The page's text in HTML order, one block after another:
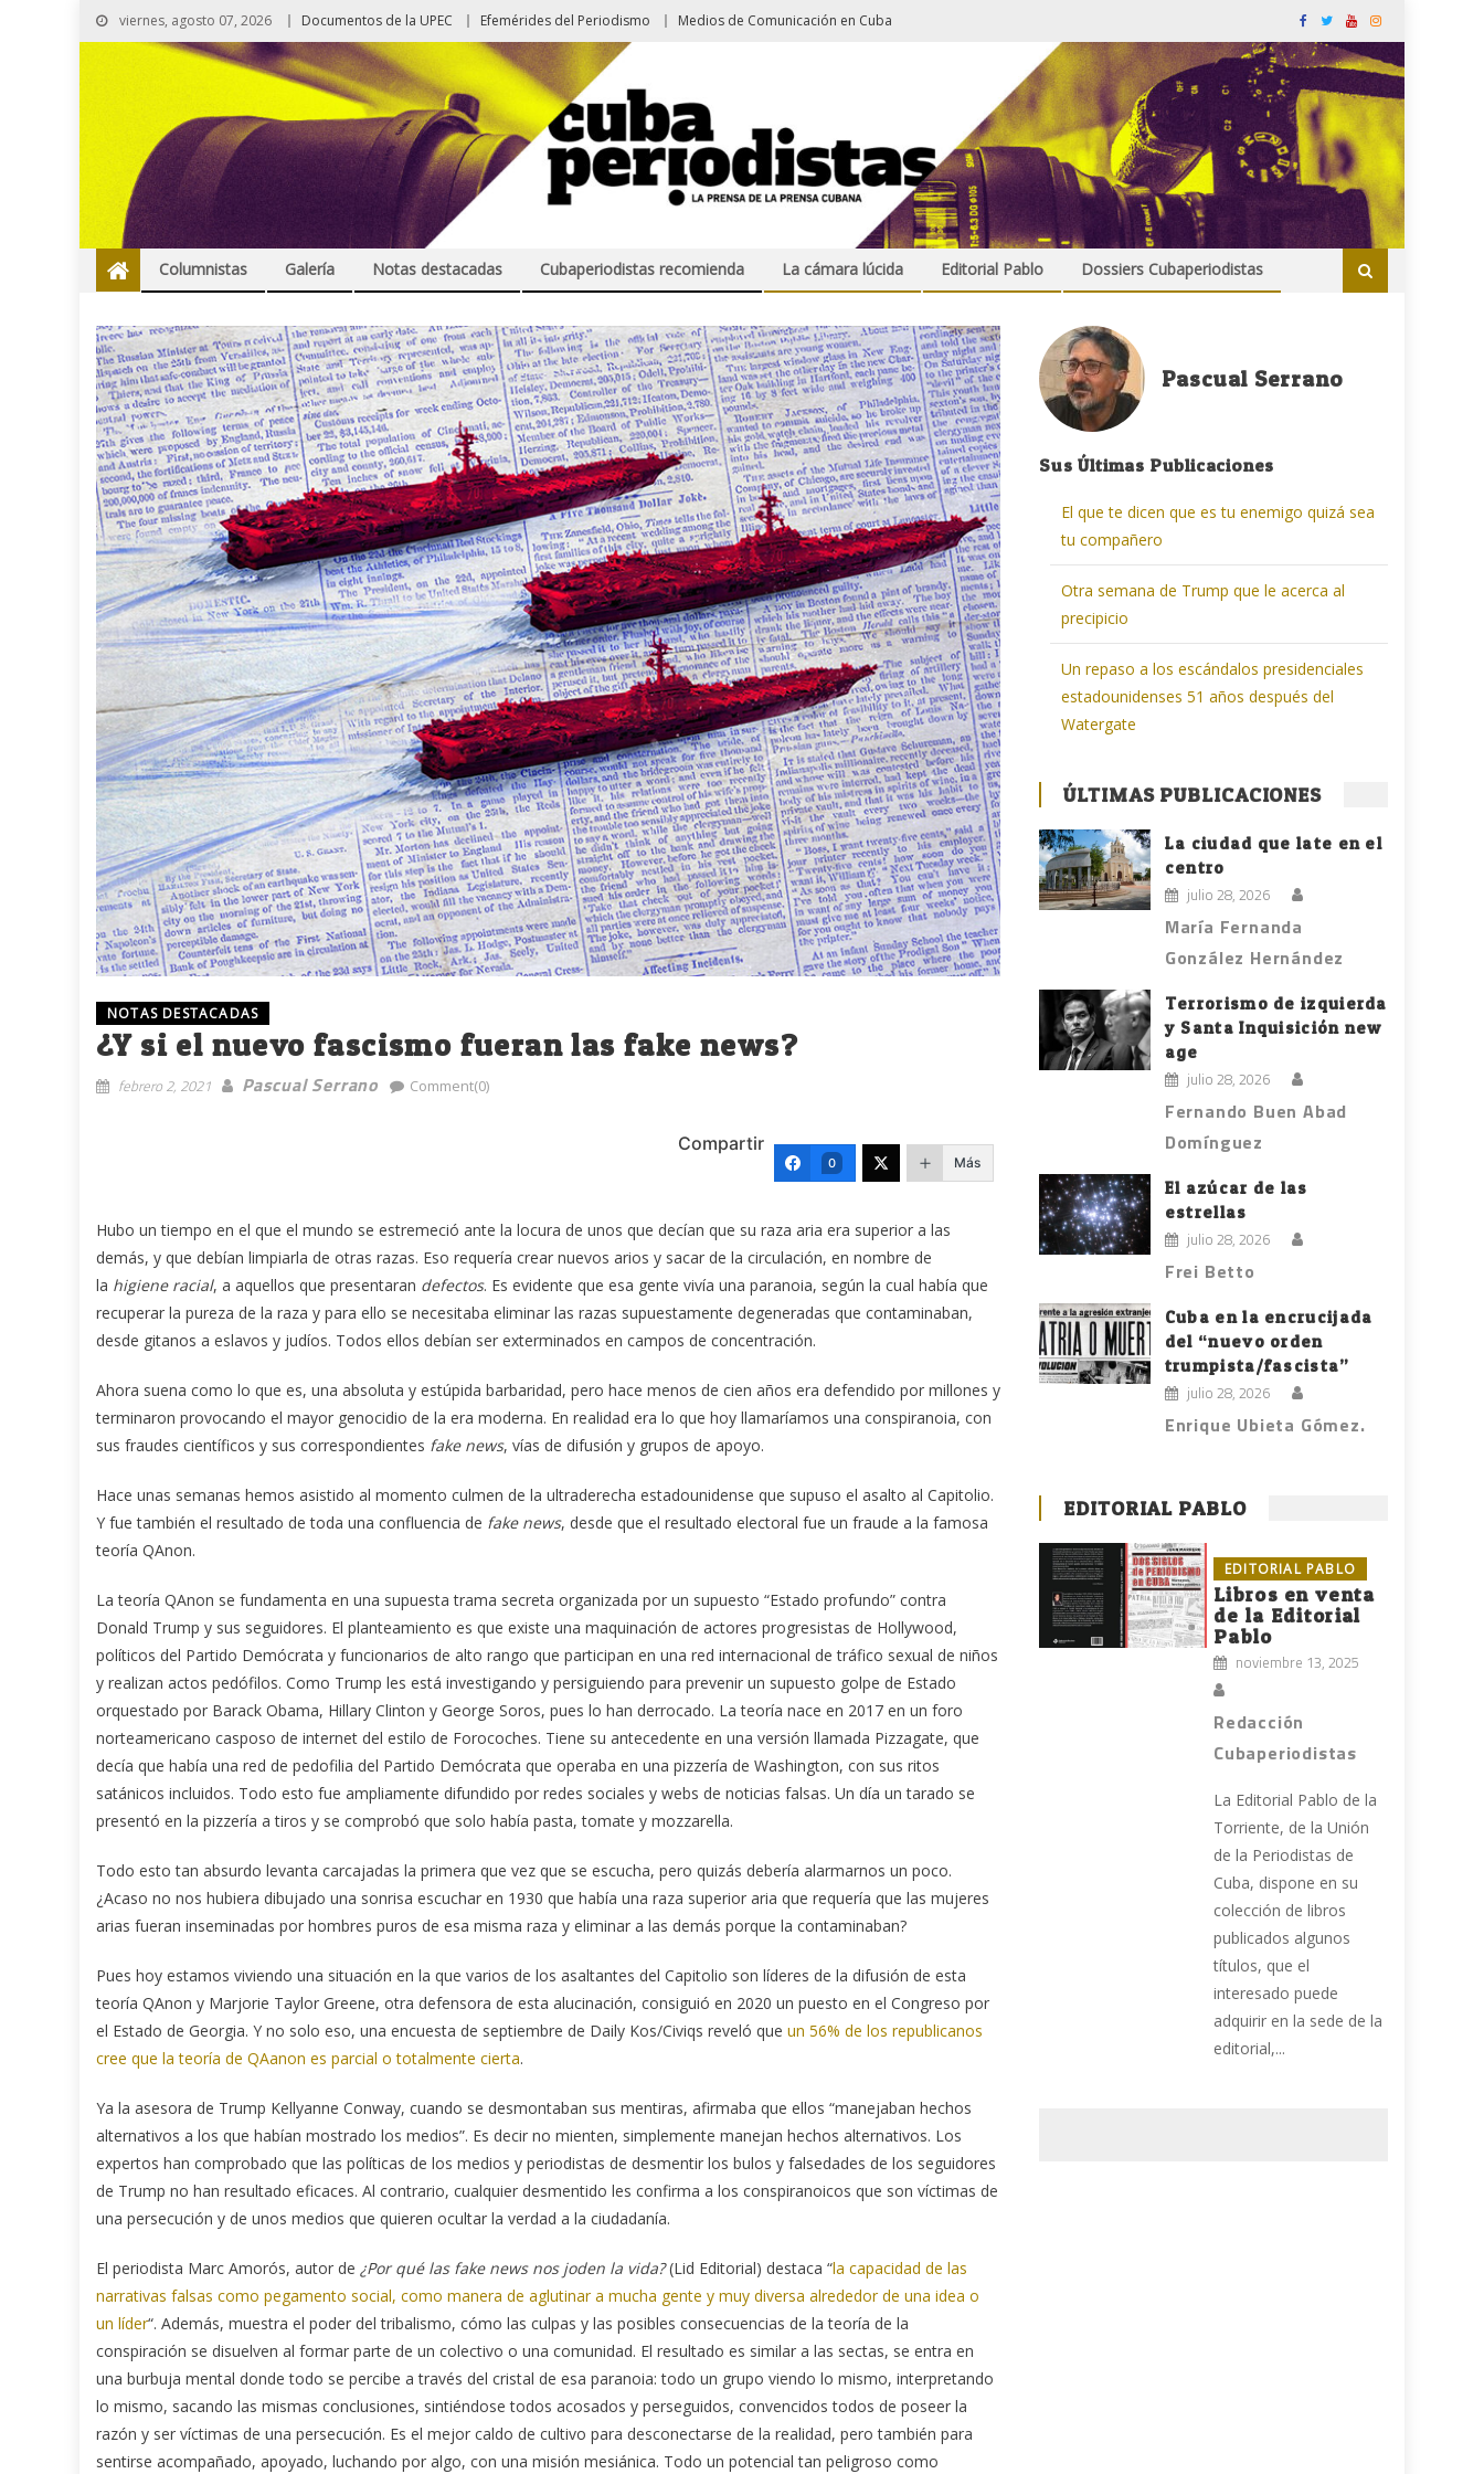
viernes, agosto 07, 2026 Documentos de la UPEC Efemérides del Periodismo Medios de Comunicación en Cuba
Columnistas Galería Notas destacadas Cubaperiodistas recomienda La cámara lúcida Editorial Pablo Dossiers Cubaperiodistas
NOTAS DESTACADAS
¿Y si el nuevo fascismo fueran las fake news?
febrero 2, 2021 Pascual Serrano Comment(0)
Compartir
0 Más
Hubo un tiempo en el que el mundo se estremeció ante la locura de unos que decían que su raza aria era superior a las
demás, y que debían limpiarla de otras razas. Eso requería crear nuevos arios y sacar de la circulación, en nombre de
la higiene racial, a aquellos que presentaran defectos. Es evidente que esa gente vivía una paranoia, según la cual había que
recuperar la pureza de la raza y para ello se necesitaba eliminar las razas supuestamente degeneradas que contaminaban,
desde gitanos a eslavos y judíos. Todos ellos debían ser exterminados en campos de concentración.
Ahora suena como lo que es, una absoluta y estúpida barbaridad, pero hace menos de cien años era defendido por millones y
terminaron provocando el mayor genocidio de la era moderna. En realidad era lo que hoy llamaríamos una conspiranoia, con
sus fraudes científicos y sus correspondientes fake news, vías de difusión y grupos de apoyo.
Hace unas semanas hemos asistido al momento culmen de la ultraderecha estadounidense que supuso el asalto al Capitolio.
Y fue también el resultado de toda una confluencia de fake news, desde que el resultado electoral fue un fraude a la famosa
teoría QAnon.
La teoría QAnon se fundamenta en una supuesta trama secreta organizada por un supuesto “Estado profundo” contra
Donald Trump y sus seguidores. El planteamiento es que existe una maquinación de actores progresistas de Hollywood,
políticos del Partido Demócrata y funcionarios de alto rango que participan en una red internacional de tráfico sexual de niños
y realizan actos pedófilos. Como Trump les está investigando y persiguiendo para prevenir un supuesto golpe de Estado
orquestado por Barack Obama, Hillary Clinton y George Soros, pues lo han derrocado. La teoría nace en 2017 en un foro
norteamericano casposo de internet del estilo de Forocoches. Tiene su antecedente en una versión llamada Pizzagate, que
decía que había una red de pedofilia del Partido Demócrata que operaba en una pizzería de Washington, con sus ritos
satánicos incluidos. Todo esto fue ampliamente difundido por redes sociales y webs de noticias falsas. Un día un tarado se
presentó en la pizzería a tiros y se comprobó que solo había pasta, tomate y mozzarella.
Todo esto tan absurdo levanta carcajadas la primera que vez que se escucha, pero quizás debería alarmarnos un poco.
¿Acaso no nos hubiera dibujado una sonrisa escuchar en 1930 que había una raza superior aria que requería que las mujeres
arias fueran inseminadas por hombres puros de esa misma raza y eliminar a las demás porque la contaminaban?
Pues hoy estamos viviendo una situación en la que varios de los asaltantes del Capitolio son líderes de la difusión de esta
teoría QAnon y Marjorie Taylor Greene, otra defensora de esta alucinación, consiguió en 2020 un puesto en el Congreso por
el Estado de Georgia. Y no solo eso, una encuesta de septiembre de Daily Kos/Civiqs reveló que un 56% de los republicanos
cree que la teoría de QAanon es parcial o totalmente cierta.
Ya la asesora de Trump Kellyanne Conway, cuando se desmontaban sus mentiras, afirmaba que ellos “manejaban hechos
alternativos a los que habían mostrado los medios”. Es decir no mienten, simplemente manejan hechos alternativos. Los
expertos han comprobado que las políticas de los medios y periodistas de desmentir los bulos y falsedades de los seguidores
de Trump no han resultado eficaces. Al contrario, cualquier desmentido les confirma a los conspiranoicos que son víctimas de
una persecución y de unos medios que quieren ocultar la verdad a la ciudadanía.
El periodista Marc Amorós, autor de ¿Por qué las fake news nos joden la vida?(Lid Editorial) destaca “la capacidad de las
narrativas falsas como pegamento social, como manera de aglutinar a mucha gente y muy diversa alrededor de una idea o
un líder“. Además, muestra el poder del tribalismo, cómo las culpas y las posibles consecuencias de la teoría de la
conspiración se disuelven al formar parte de un colectivo o una comunidad. El resultado es similar a las sectas, se entra en
una burbuja mental donde todo se percibe a través del cristal de esa paranoia: todo un grupo viendo lo mismo, interpretando
lo mismo, sacando las mismas conclusiones, sintiéndose todos acosados y perseguidos, convencidos todos de poseer la
razón y ser víctimas de una persecución. Es el mejor caldo de cultivo para desconectarse de la realidad, pero también para
sentirse acompañado, apoyado, luchando por algo, con una misión mesiánica. Todo un potencial tan peligroso como
Pascual Serrano
Sus Últimas Publicaciones
El que te dicen que es tu enemigo quizá sea
tu compañero
Otra semana de Trump que le acerca al
precipicio
Un repaso a los escándalos presidenciales
estadounidenses 51 años después del
Watergate
ÚLTIMAS PUBLICACIONES
La ciudad que late en el
centro
julio 28, 2026
María Fernanda
González Hernández
Terrorismo de izquierda
y Santa Inquisición new
age
julio 28, 2026
Fernando Buen Abad
Domínguez
El azúcar de las
estrellas
julio 28, 2026
Frei Betto
Cuba en la encrucijada
del “nuevo orden
trumpista/fascista”
julio 28, 2026
Enrique Ubieta Gómez.
EDITORIAL PABLO
EDITORIAL PABLO
Libros en venta
de la Editorial
Pablo
noviembre 13, 2025
Redacción
Cubaperiodistas
La Editorial Pablo de la
Torriente, de la Unión
de la Periodistas de
Cuba, dispone en su
colección de libros
publicados algunos
títulos, que el
interesado puede
adquirir en la sede de la
editorial,...